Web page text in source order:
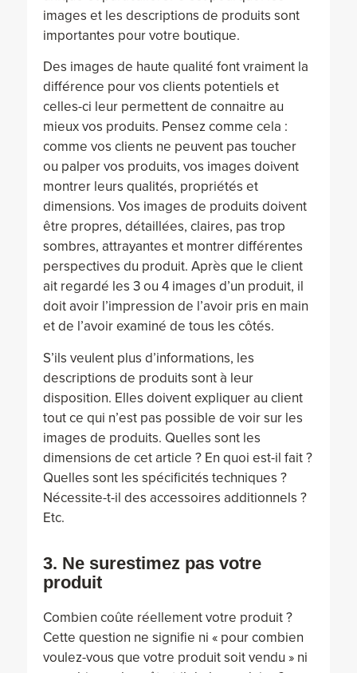
images et les descriptions de produits sont
importantes pour votre boutique.
Des images de haute qualité font vraiment la
différence pour vos clients potentiels et
celles-ci leur permettent de connaitre au
mieux vos produits. Pensez comme cela :
comme vos clients ne peuvent pas toucher
ou palper vos produits, vos images doivent
montrer leurs qualités, propriétés et
dimensions. Vos images de produits doivent
être propres, détaillées, claires, pas trop
sombres, attrayantes et montrer différentes
perspectives du produit. Après que le client
ait regardé les 3 ou 4 images d’un produit, il
doit avoir l’impression de l’avoir pris en main
et de l’avoir examiné de tous les côtés.
S’ils veulent plus d’informations, les
descriptions de produits sont à leur
disposition. Elles doivent expliquer au client
tout ce qui n’est pas possible de voir sur les
images de produits. Quelles sont les
dimensions de cet article ? En quoi est-il fait ?
Quelles sont les spécificités techniques ?
Nécessite-t-il des accessoires additionnels ?
Etc.
3. Ne surestimez pas votre
produit
Combien coûte réellement votre produit ?
Cette question ne signifie ni « pour combien
voulez-vous que votre produit soit vendu » ni